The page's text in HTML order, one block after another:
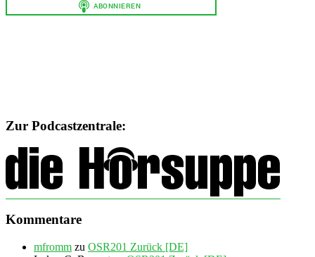
Zur Podcastzentrale:
Kommentare
mfromm zu OSR201 Zurück [DE]